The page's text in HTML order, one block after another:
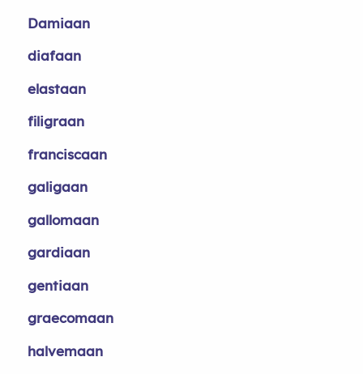
Damiaan
diafaan
elastaan
filigraan
franciscaan
galigaan
gallomaan
gardiaan
gentiaan
graecomaan
halvemaan